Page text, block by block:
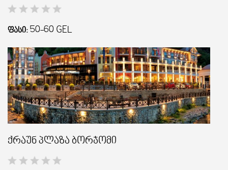
ᲤᲐᲡᲘ: 50-60 GEL
ქრაუნ პლაზა ბორჯომი